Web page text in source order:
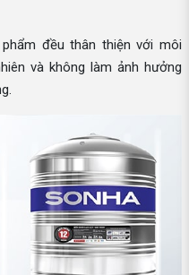
đều thân thiện với môi
và không làm ảnh hưởng